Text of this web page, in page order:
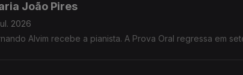
João Pires
2026
Alvim recebe a pianista. A Prova Oral regressa em